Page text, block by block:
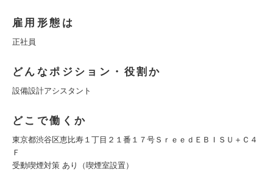
雇用形態は
正社員
どんなポジション・役割か
設備設計アシスタント
どこで働くか
東京都渋谷区恵比寿１丁目２１番１７号ＳｒｅｅｄＥＢＩＳＵ＋Ｃ４
Ｆ
受動喫煙対策 あり（喫煙室設置）